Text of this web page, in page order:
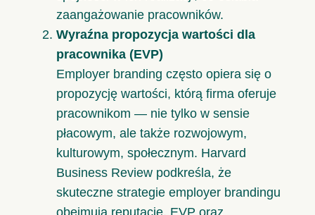
zaangażowanie pracowników.
Wyraźna propozycja wartości dla
pracownika (EVP)
Employer branding często opiera się o
propozycję wartości, którą firma oferuje
pracownikom — nie tylko w sensie
płacowym, ale także rozwojowym,
kulturowym, społecznym. Harvard
Business Review podkreśla, że
skuteczne strategie employer brandingu
obejmują reputację, EVP oraz